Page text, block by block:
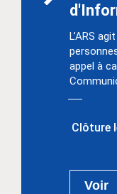
L’ARS
appel à
Clôture
Voir